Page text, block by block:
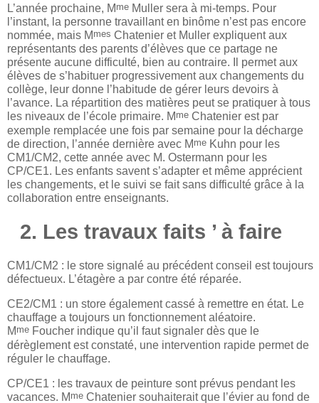
L’année prochaine, Mme Muller sera à mi-temps. Pour
l’instant, la personne travaillant en binôme n’est pas encore
nommée, mais M mes Chatenier et Muller expliquent aux
représentants des parents d’élèves que ce partage ne
présente aucune difficulté, bien au contraire. Il permet aux
élèves de s’habituer progressivement aux changements du
collège, leur donne l’habitude de gérer leurs devoirs à
l’avance. La répartition des matières peut se pratiquer à tous
les niveaux de l’école primaire. M me Chatenier est par
exemple remplacée une fois par semaine pour la décharge
de direction, l’année dernière avec M me Kuhn pour les
CM1/CM2, cette année avec M. Ostermann pour les
CP/CE1. Les enfants savent s’adapter et même apprécient
les changements, et le suivi se fait sans difficulté grâce à la
collaboration entre enseignants.
2. Les travaux faits ’ à faire
CM1/CM2 : le store signalé au précédent conseil est toujours
défectueux. L’étagère a par contre été réparée.
CE2/CM1 : un store également cassé à remettre en état. Le
chauffage a toujours un fonctionnement aléatoire.
M me Foucher indique qu’il faut signaler dès que le
dérèglement est constaté, une intervention rapide permet de
réguler le chauffage.
CP/CE1 : les travaux de peinture sont prévus pendant les
vacances. M me Chatenier souhaiterait que l’évier au fond de